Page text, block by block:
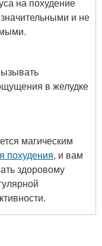
и не
в желудке
магическим
похудения, и вам
здоровому